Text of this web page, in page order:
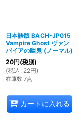
日本語版 BACH-JP015
Vampire Ghost ヴァン
パイアの幽鬼 (ノーマル)
20円(税別)
(税込 : 22円)
在庫数 7点
カートに入れる